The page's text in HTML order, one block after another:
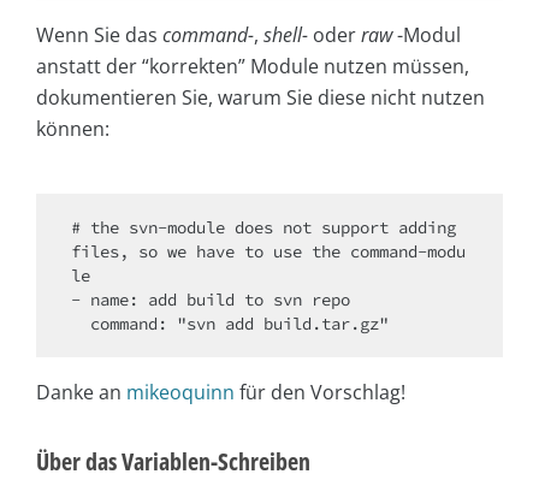
Wenn Sie das command-, shell- oderraw-Modul
anstatt der “korrekten” Module nutzen müssen,
dokumentieren Sie, warum Sie diese nicht nutzen
können:
# the svn-module does not support adding
files, so we have to use the command-modu
le
- name: add build to svn repo
Danke an mikeoquinn für den Vorschlag!
Über das Variablen-Schreiben